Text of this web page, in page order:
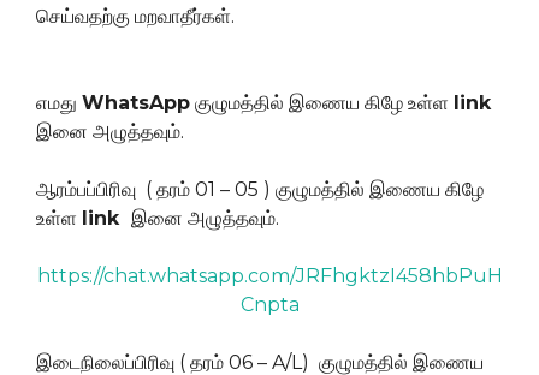
செய்வதற்கு மறவாதீர்கள்.
எமது WhatsApp குழுமத்தில் இணைய கிழே உள்ள link
இனை அழுத்தவும்.
ஆரம்பப்பிரிவு ( தரம் 01 – 05 ) குழுமத்தில் இணைய கிழே
உள்ள link இனை அழுத்தவும்.
https://chat.whatsapp.com/JRFhgktzI458hbPuH
Cnpta
இடைநிலைப்பிரிவு ( தரம் 06 – A/L) குழுமத்தில் இணைய